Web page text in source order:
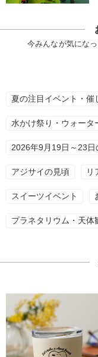
今みんなが気にな
夏の注目イベント・催
水かけ祭り・ウォータ
2026年9月19日～23日
アジサイの見頃 リ
スイーツイベント
プラネタリウム・天体